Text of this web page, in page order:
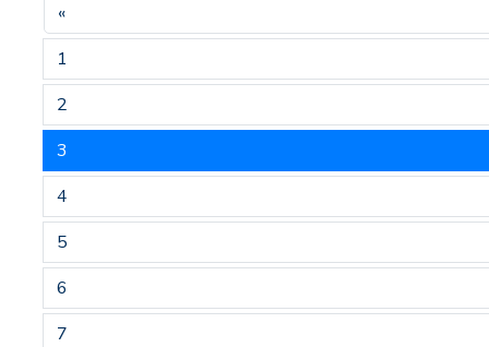
«
1
2
3
4
5
6
7